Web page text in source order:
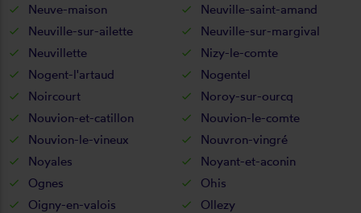
Neuve-maison
Neuville-saint-amand
Neuville-sur-ailette
Neuville-sur-margival
Neuvillette
Nizy-le-comte
Nogent-l'artaud
Nogentel
Noircourt
Noroy-sur-ourcq
Nouvion-et-catillon
Nouvion-le-comte
Nouvion-le-vineux
Nouvron-vingré
Noyales
Noyant-et-aconin
Ognes
Ohis
Oigny-en-valois
Ollezy